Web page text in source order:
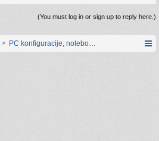
(You must log in or sign up to reply here.)
PC konfiguracije, notebook računari, servis